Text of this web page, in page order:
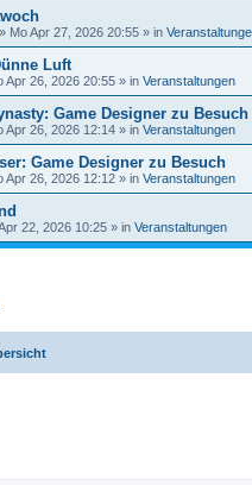
» Mo Apr 27, 2026 20:55 » in
Luft
Apr 26, 2026 20:55 » in Veranstaltungen
Game Designer zu Besuch
Apr 26, 2026 12:14 » in Veranstaltungen
Game Designer zu Besuch
Apr 26, 2026 12:12 » in Veranstaltungen
22, 2026 10:25 » in Veranstaltungen